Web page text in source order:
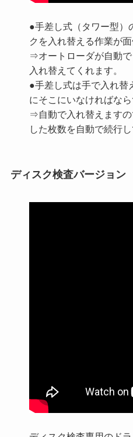
●手差し式（タワー型）
クを入れ替える作業が
⇒オートローダが自動
入れ替えてくれます。
●手差し式は手で入れ替
にそこにいなければなら
⇒自動で入れ替えます
した枚数を自動で続行し
ディスク検査バージョン